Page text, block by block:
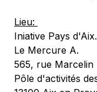
Lieu:
Iniative Pays d'Aix.
Le Mercure A.
565, rue Marcelin
Pôle d'activités